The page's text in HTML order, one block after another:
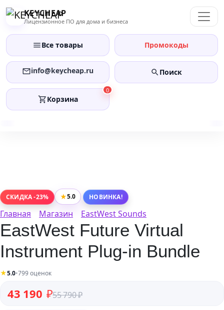
Перейти
KEYCHEAP
Лицензионное ПО для дома и бизнеса
Все товары Промокоды
info@keycheap.ru Поиск
0
Корзина
СКИДКА -23% ★5.0 НОВИНКА!
Главная Магазин EastWest Sounds
EastWest Future Virtual
Instrument Plug-in Bundle
★5.0•799 оценок
55 790₽
Первоначальная цена составляла 55 790 ₽.
43 190 ₽
Текущая цена: 43 190 ₽.